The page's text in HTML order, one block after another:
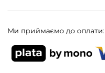
Ми приймаємо до оплати: